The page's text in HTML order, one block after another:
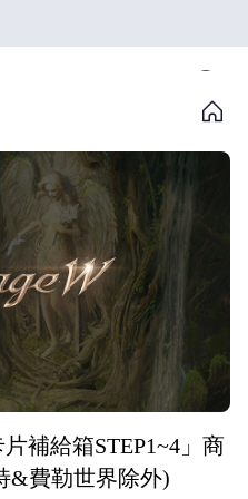
補給箱STEP1~4」商
&費勒世界除外)